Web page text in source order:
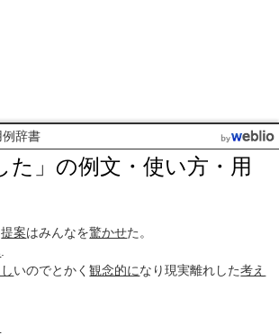
辞書
た」の例文・使い方・用
提案はみんなを驚かせた。
いのでとかく観念的になり現実離れした考え